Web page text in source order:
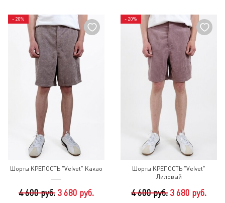
- 20%
Шорты КРЕПОСТЬ "Velvet" Какао
4 600 руб. 3 680 руб.
- 20%
Шорты КРЕПОСТЬ "Velvet"
Лиловый
4 600 руб. 3 680 руб.